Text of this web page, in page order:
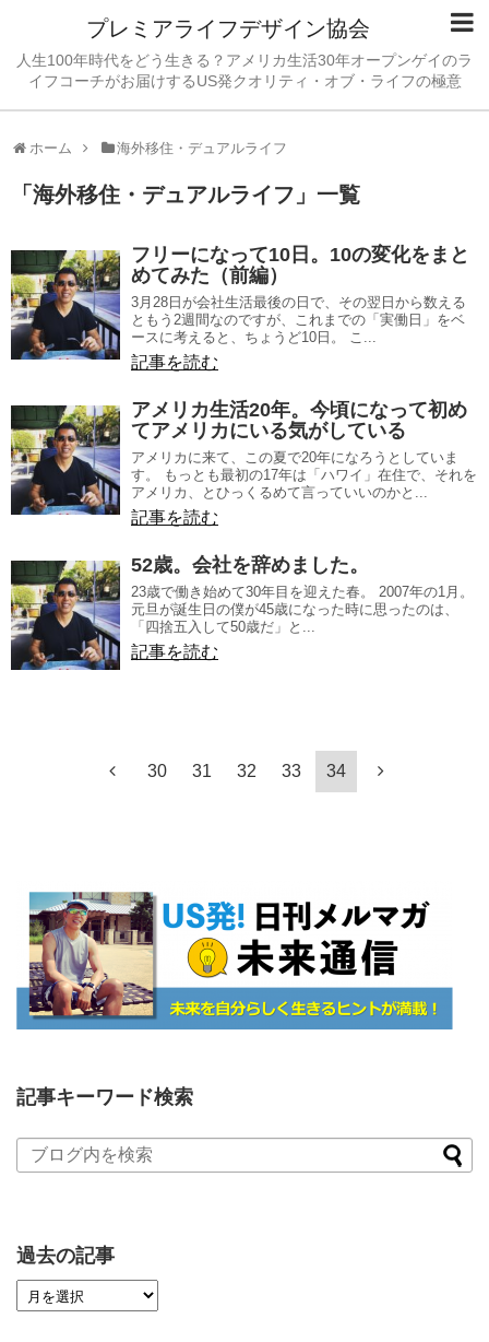
プレミアライフデザイン協会
人生100年時代をどう生きる？アメリカ生活30年オープンゲイのラ
イフコーチがお届けするUS発クオリティ・オブ・ライフの極意
ホーム 海外移住・デュアルライフ
「 海外移住・デュアルライフ 」 一覧
フリーになって10日。10の変化をまと
めてみた（前編）
3月28日が会社生活最後の日で、その翌日から数える
ともう2週間なのですが、これまでの「実働日」をベ
ースに考えると、ちょうど10日。 こ...
記事を読む
アメリカ生活20年。今頃になって初め
てアメリカにいる気がしている
アメリカに来て、この夏で20年になろうとしていま
す。 もっとも最初の17年は「ハワイ」在住で、それを
アメリカ、とひっくるめて言っていいのかと...
記事を読む
52歳。会社を辞めました。
23歳で働き始めて30年目を迎えた春。 2007年の1月。
元旦が誕生日の僕が45歳になった時に思ったのは、
「四捨五入して50歳だ」と...
記事を読む
30 31 32 33 34
記事キーワード検索
過去の記事